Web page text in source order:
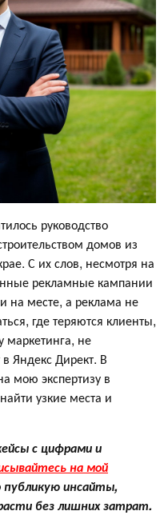
руководство
домов из
С их слов, несмотря на
рекламные кампании
на месте, а реклама не
где теряются клиенты,
маркетинга, не
Яндекс Директ. В
мою экспертизу в
узкие места и
с цифрами и
на мой
инсайты,
без лишних затрат.